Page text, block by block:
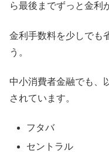
ら最後までずっと金利
金利手数料を少しでも
う。
中小消費者金融でも、
されています。
フタバ
セントラル